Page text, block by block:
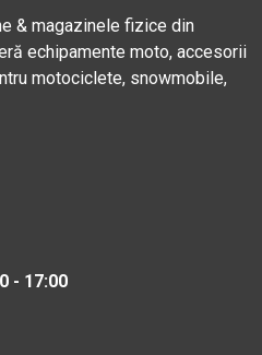
& magazinele fizice din
echipamente moto, accesorii
motociclete, snowmobile,
- 17:00